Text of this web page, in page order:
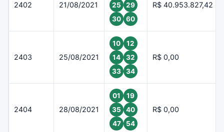
2402 21/08/2021
25
29
30
60
R$ 40.953.827,42
2403 25/08/2021
10
12
14
32
33
34
R$ 0,00
2404 28/08/2021
01
19
35
40
47
54
R$ 0,00